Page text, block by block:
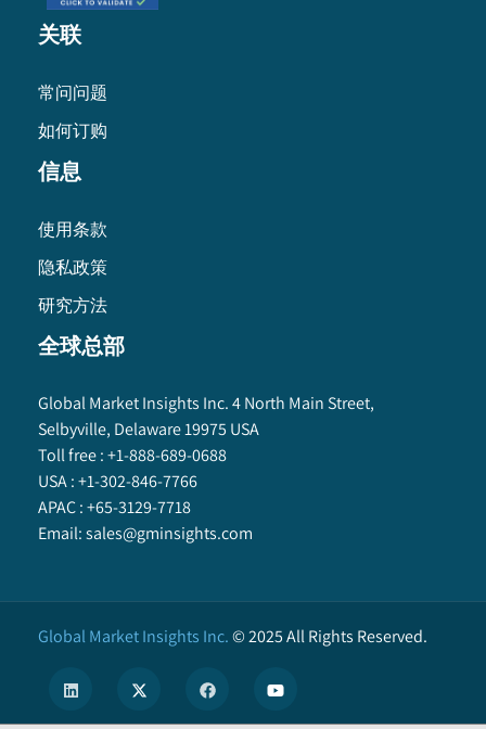
关联
常问问题
如何订购
信息
使用条款
隐私政策
研究方法
全球总部
Global Market Insights Inc. 4 North Main Street,
Selbyville, Delaware 19975 USA
Toll free :+1-888-689-0688
USA :+1-302-846-7766
APAC :+65-3129-7718
Email:sales@gminsights.com
Global Market Insights Inc.©2025All Rights Reserved.